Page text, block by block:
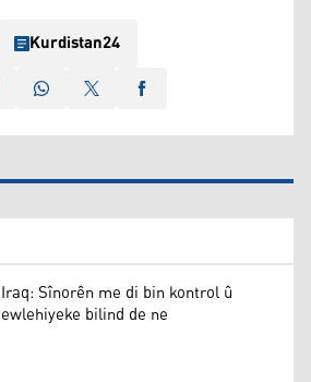
Kurdistan24
Iraq: Sînorên me di bin kontrol û
ewlehiyeke bilind de ne